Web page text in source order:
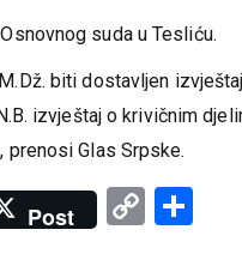
suda u Tesliću.
biti dostavljen
izvještaj o krivičnim
prenosi Glas Srpske.
Post
Copy